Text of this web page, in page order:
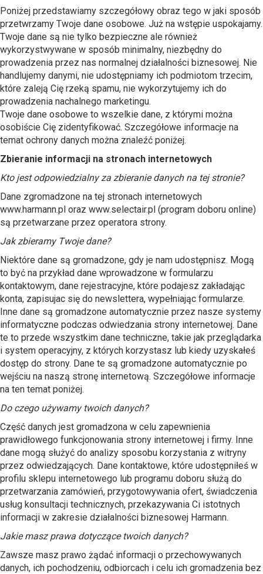
Poniżej przedstawiamy szczegółowy obraz tego w jaki sposób
przetwrzamy Twoje dane osobowe. Już na wstępie uspokajamy.
Twoje dane są nie tylko bezpieczne ale również
wykorzystwywane w sposób minimalny, niezbędny do
prowadzenia przez nas normalnej działalności biznesowej. Nie
handlujemy danymi, nie udostępniamy ich podmiotom trzecim,
które zaleją Cię rzeką spamu, nie wykorzytujemy ich do
prowadzenia nachalnego marketingu.
Twoje dane osobowe to wszelkie dane, z którymi można
osobiście Cię zidentyfikować. Szczegółowe informacje na
temat ochrony danych można znaleźć poniżej.
Zbieranie informacji na stronach internetowych
Kto jest odpowiedzialny za zbieranie danych na tej stronie?
Dane zgromadzone na tej stronach internetowych
www.harmann.pl oraz www.selectair.pl (program doboru online)
są przetwarzane przez operatora strony.
Jak zbieramy Twoje dane?
Niektóre dane są gromadzone, gdy je nam udostępnisz. Mogą
to być na przykład dane wprowadzone w formularzu
kontaktowym, dane rejestracyjne, które podajesz zakładając
konta, zapisujac się do newslettera, wypełniając formularze.
Inne dane są gromadzone automatycznie przez nasze systemy
informatyczne podczas odwiedzania strony internetowej. Dane
te to przede wszystkim dane techniczne, takie jak przeglądarka
i system operacyjny, z których korzystasz lub kiedy uzyskałeś
dostęp do strony. Dane te są gromadzone automatycznie po
wejściu na naszą stronę internetową. Szczegółowe informacje
na ten temat poniżej.
Do czego używamy twoich danych?
Część danych jest gromadzona w celu zapewnienia
prawidłowego funkcjonowania strony internetowej i firmy. Inne
dane mogą służyć do analizy sposobu korzystania z witryny
przez odwiedzających. Dane kontaktowe, które udostępniłeś w
profilu sklepu internetowego lub programu doboru służą do
przetwarzania zamówień, przygotowywania ofert, świadczenia
usług konsultacji technicznych, przekazywania Ci istotnych
informacji w zakresie działalności biznesowej Harmann.
Jakie masz prawa dotyczące twoich danych?
Zawsze masz prawo żądać informacji o przechowywanych
danych, ich pochodzeniu, odbiorcach i celu ich gromadzenia bez